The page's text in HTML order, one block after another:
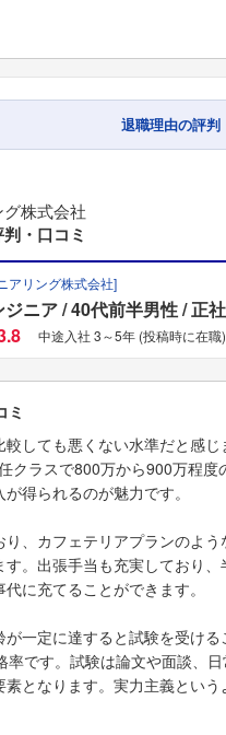
退職理由の評
株式会社
・口コミ
アリング株式会社]
ジニア 40代前半男性 正
中途入社 3～5年 (投稿時に在職)
ミ
しても悪くない水準だと感
クラスで800万から900万程
得られるのが魅力です。
、カフェテリアプランのよ
す。出張手当も充実しており
に充てることができます。
一定に達すると試験を受け
率です。試験は論文や面談、
となります。実力主義とい